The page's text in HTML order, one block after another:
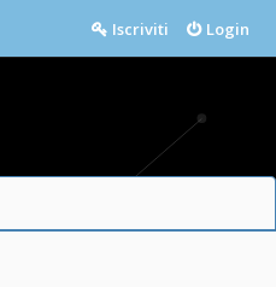
Login
Iscriviti